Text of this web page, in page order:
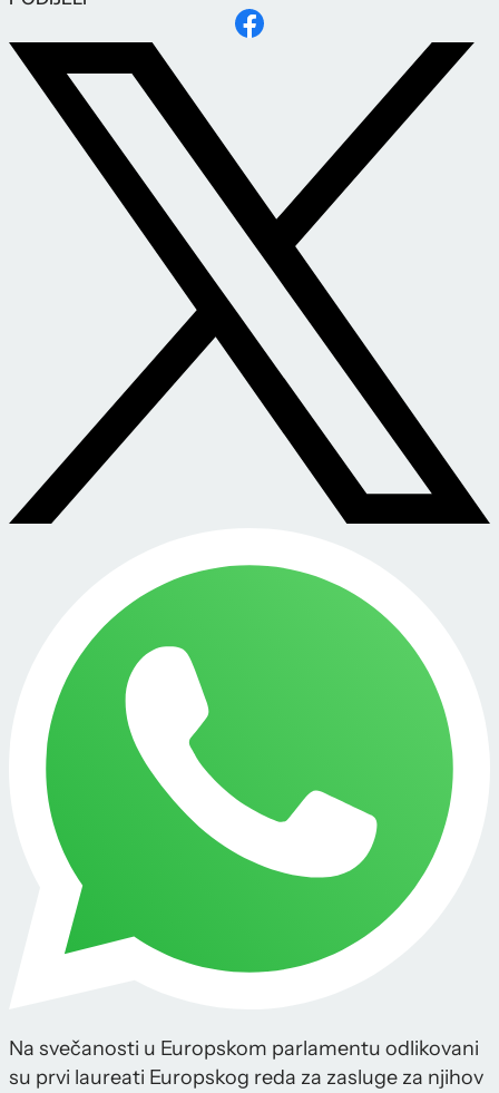
Na svečanosti u Europskom parlamentu odlikovani
su prvi laureati Europskog reda za zasluge za njihov